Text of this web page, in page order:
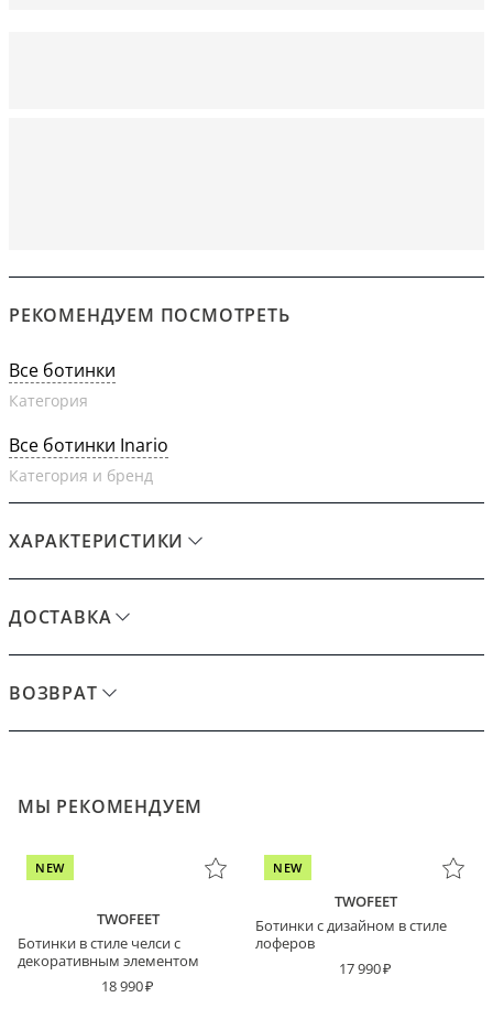
РЕКОМЕНДУЕМ ПОСМОТРЕТЬ
Все ботинки
Категория
Все ботинки Inario
Категория и бренд
ХАРАКТЕРИСТИКИ
ДОСТАВКА
ВОЗВРАТ
МЫ РЕКОМЕНДУЕМ
NEW
TWOFEET
Ботинки в стиле челси с
декоративным элементом
18 990
NEW
TWOFEET
Ботинки с дизайном в стиле
лоферов
17 990